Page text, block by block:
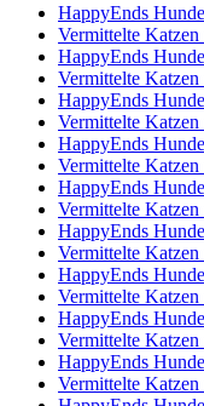
HappyEnds
Vermittelte
HappyEnds
Vermittelte
HappyEnds
Vermittelte
HappyEnds
Vermittelte
HappyEnds
Vermittelte
HappyEnds
Vermittelte
HappyEnds
Vermittelte
HappyEnds
Vermittelte
HappyEnds
Vermittelte